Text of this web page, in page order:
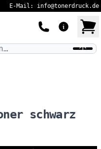
E-Mail: info@tonerdruck.de
eingeben…
schwarz